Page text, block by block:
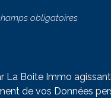
obligatoires
La Boite Immo
de vos Données